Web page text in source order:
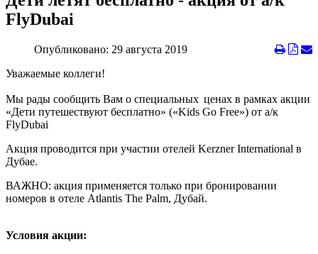
FlyDubai
Опубликовано: 29 августа 2019
Уважаемые коллеги!
Мы рады сообщить Вам о специальных ценах в рамках акции
«Дети путешествуют бесплатно» («Kids Go Free») от а/к
FlyDubai
Акция проводится при участии отелей Kerzner International в
Дубае.
ВАЖНО: акция применяется только при бронировании
номеров в отеле Atlantis The Palm, Дубай.
Условия акции: